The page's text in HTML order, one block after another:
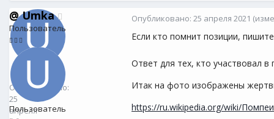
@
Опубликовано:
25
апреля
@Umka
Пользователь
Пользователь
Опубликовано: 25 апреля 2021
Если кто помнит позиции,
Ответ для тех, кто участвовал
Итак на фото изображены
https://ru.wikipedia.org/wiki/